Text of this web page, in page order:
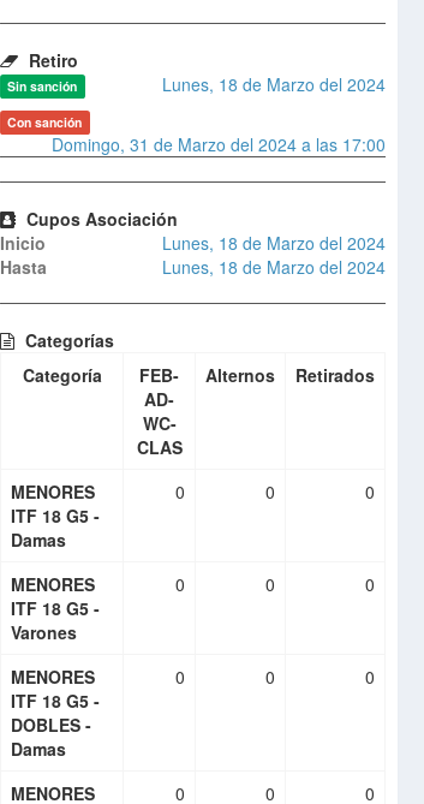
Retiro
Sin sanción Lunes, 18 de Marzo del 2024
Con sanción
Domingo, 31 de Marzo del 2024 a las 17:00
Cupos Asociación
Inicio
Lunes, 18 de Marzo del 2024
Hasta
Lunes, 18 de Marzo del 2024
Categorías
Categoría
FEB-
AD-
WC-
CLAS
Alternos Retirados
MENORES
ITF 18 G5 -
Damas
0 0 0
MENORES
ITF 18 G5 -
Varones
0 0 0
MENORES
ITF 18 G5 -
DOBLES -
Damas
0 0 0
MENORES 0 0 0